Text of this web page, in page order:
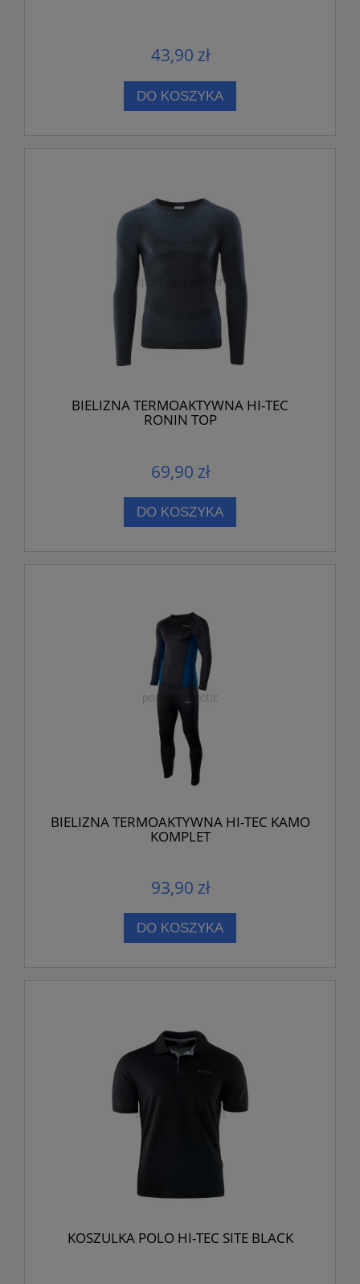
43,90 zł
DO KOSZYKA
BIELIZNA TERMOAKTYWNA HI-TEC
RONIN TOP
69,90 zł
DO KOSZYKA
BIELIZNA TERMOAKTYWNA HI-TEC KAMO
KOMPLET
93,90 zł
DO KOSZYKA
KOSZULKA POLO HI-TEC SITE BLACK